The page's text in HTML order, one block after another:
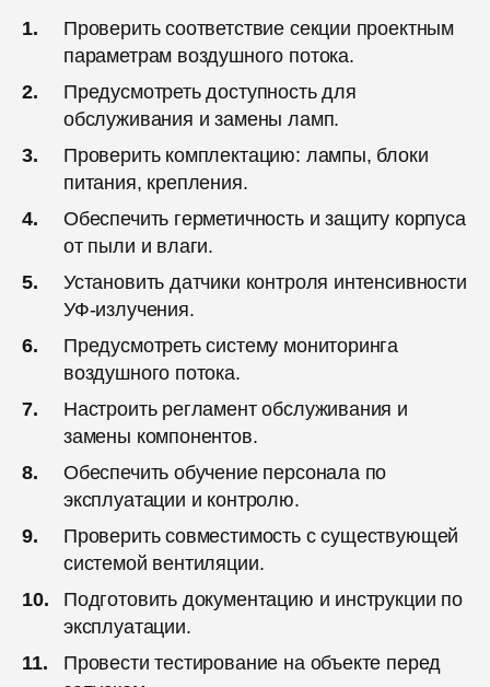
Проверить соответствие секции проектным
параметрам воздушного потока.
Предусмотреть доступность для
обслуживания и замены ламп.
Проверить комплектацию: лампы, блоки
питания, крепления.
Обеспечить герметичность и защиту корпуса
от пыли и влаги.
Установить датчики контроля интенсивности
УФ-излучения.
Предусмотреть систему мониторинга
воздушного потока.
Настроить регламент обслуживания и
замены компонентов.
Обеспечить обучение персонала по
эксплуатации и контролю.
Проверить совместимость с существующей
системой вентиляции.
Подготовить документацию и инструкции по
эксплуатации.
Провести тестирование на объекте перед